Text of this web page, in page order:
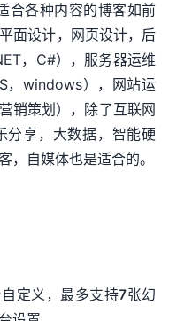
合各种内容的博客如前
面设计，网页设计，后
，C#），服务器运维
，windows），网站运
销策划），除了互联网
分享，大数据，智能硬
，自媒体也是适合的。
定义，最多支持7张幻